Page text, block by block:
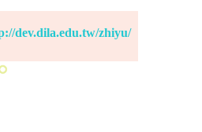
dev.dila.edu.tw/zhiyu/